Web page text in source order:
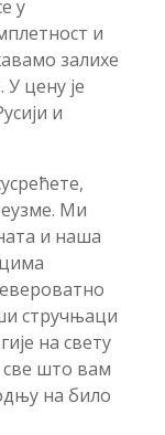
у
и
залихе
цену је
и
Ми
и наша
стручњаци
на свету
што вам
на било